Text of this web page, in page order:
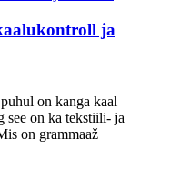
ja
on kanga kaal
see on ka tekstiili- ja
on grammaaž